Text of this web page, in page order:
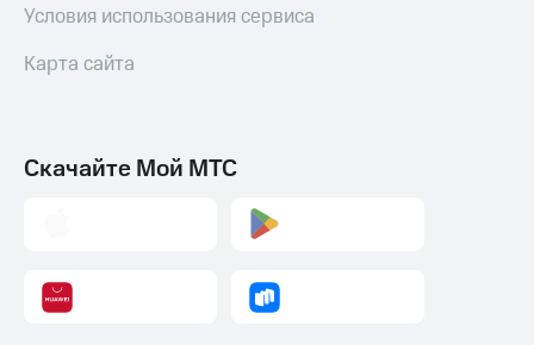
Условия использования сервиса
Карта сайта
Скачайте Мой МТС